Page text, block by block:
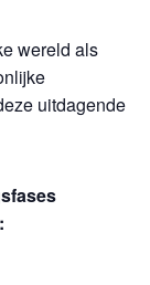
wereld als
uitdagende